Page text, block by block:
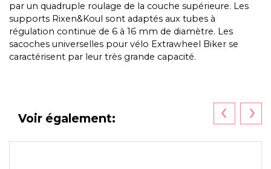
par un quadruple roulage de la couche supérieure. Les
supports Rixen&Koul sont adaptés aux tubes à
régulation continue de 6 à 16 mm de diamètre. Les
sacoches universelles pour vélo Extrawheel Biker se
caractérisent par leur très grande capacité.
Voir également: ‹ ›